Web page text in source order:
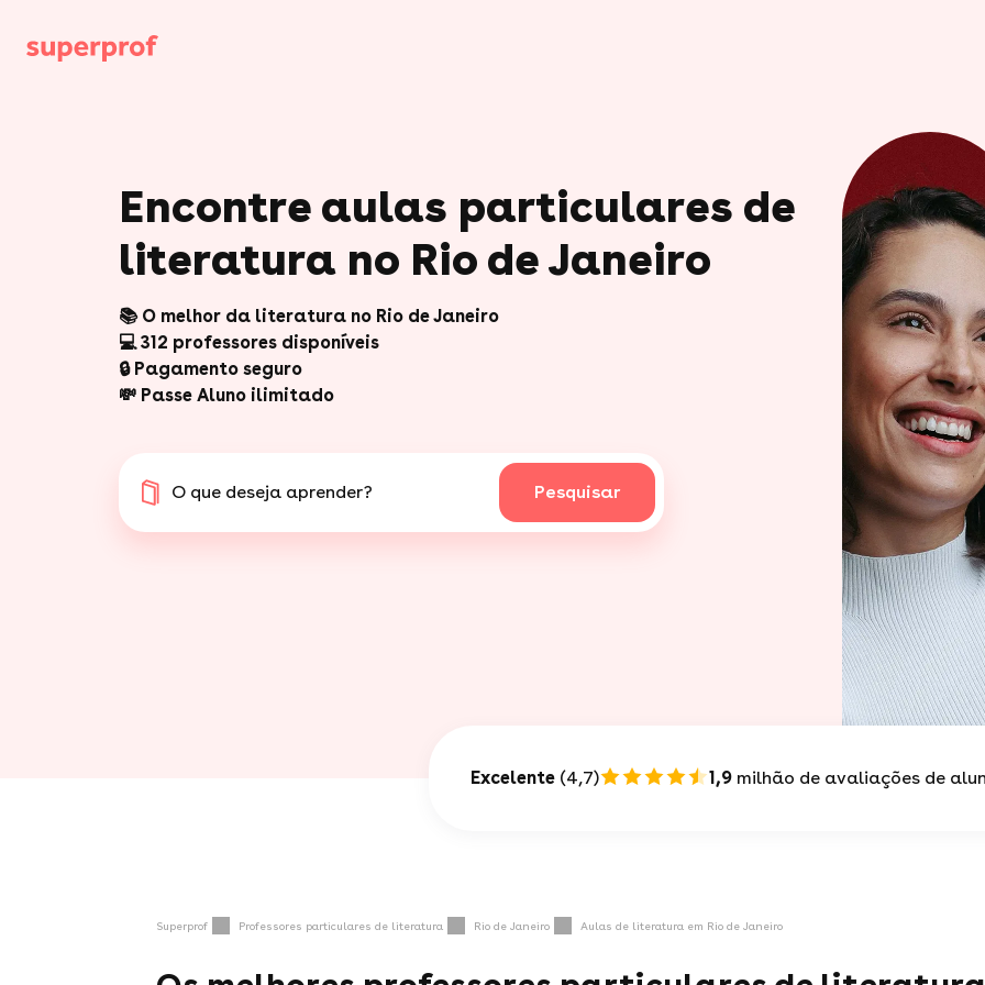
Encontre aulas particulares de
📚 O melhor da literatura no Rio de Janeiro
💻 312 professores disponíveis
🔒 Pagamento seguro
💸 Passe Aluno ilimitado
O que deseja aprender? Pesquisar
Excelente (4,7) 1,9 milhão de avaliações de
Superprof Professores particulares de literatura Rio de Janeiro Aulas de literatura em Rio de Janeiro